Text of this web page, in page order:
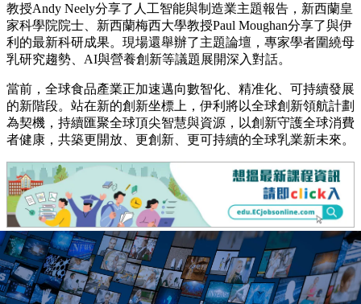
教授Andy Neely分享了人工智能與制造業主題報告，新西蘭皇
家科學院院士、新西蘭梅西大學教授Paul Moughan分享了與伊
利的最新科研成果。現場還舉辦了主題論壇，專家學者圍繞母
乳研究趨勢、AI與營養創新等議題展開深入對話。
當前，全球食品產業正加速邁向數智化、精准化、可持續發展
的新階段。站在新的創新坐標上，伊利將以全球創新領航計劃
為契機，持續匯聚全球頂尖智慧與資源，以創新守護全球消費
者健康，共築更開放、更創新、更可持續的全球乳業新未來。